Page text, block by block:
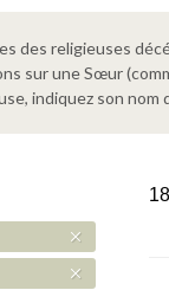
des religieuses
sur une Sœur
indiquez son nom